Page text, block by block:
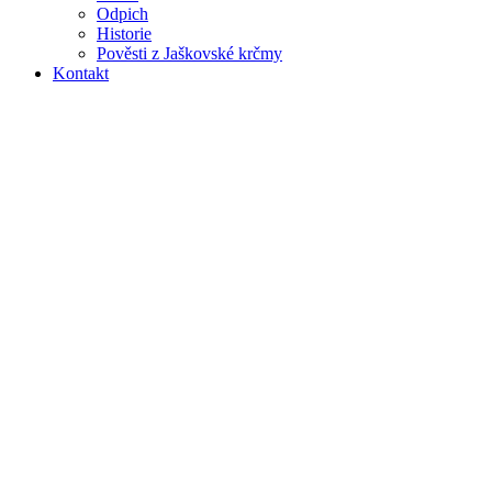
Odpich
Historie
Pověsti z Jaškovské krčmy
Kontakt